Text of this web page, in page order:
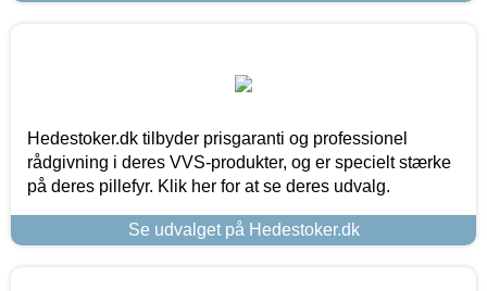
Hedestoker.dk tilbyder prisgaranti og professionel
rådgivning i deres VVS-produkter, og er specielt stærke
på deres pillefyr. Klik her for at se deres udvalg.
Se udvalget på Hedestoker.dk